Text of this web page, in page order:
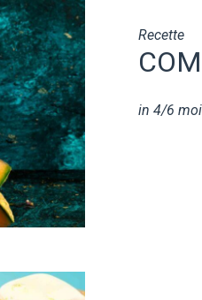
Recette
in 4/6